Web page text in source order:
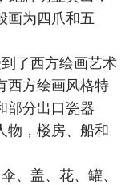
画为四爪和五
了西方绘画艺术
西方绘画风格特
部分出口瓷器
物，楼房、船和
盖、花、罐、